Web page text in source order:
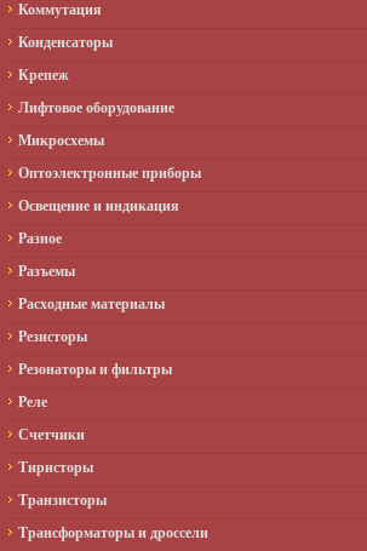
Коммутация
Конденсаторы
Крепеж
Лифтовое оборудование
Микросхемы
Оптоэлектронные приборы
Освещение и индикация
Разное
Разъемы
Расходные материалы
Резисторы
Резонаторы и фильтры
Реле
Счетчики
Тиристоры
Транзисторы
Трансформаторы и дроссели